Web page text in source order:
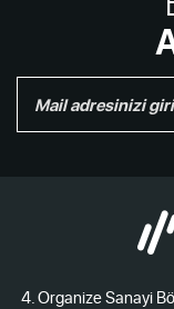
4. Organize Sanayi